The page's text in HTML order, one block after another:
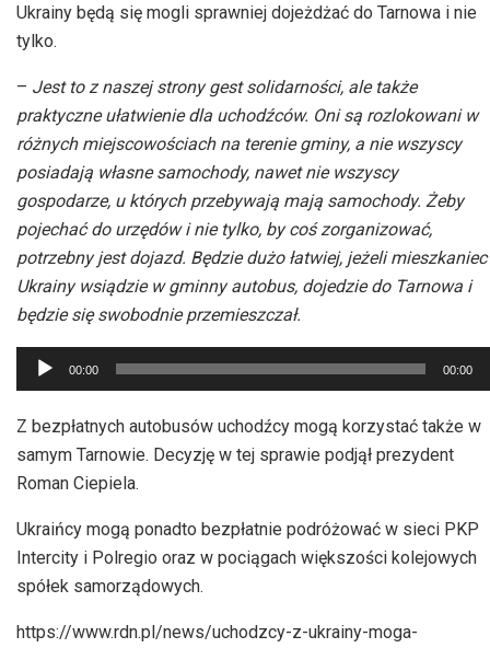
Ukrainy będą się mogli sprawniej dojeżdżać do Tarnowa i nie
tylko.
– Jest to z naszej strony gest solidarności, ale także
praktyczne ułatwienie dla uchodźców. Oni są rozlokowani w
różnych miejscowościach na terenie gminy, a nie wszyscy
posiadają własne samochody, nawet nie wszyscy
gospodarze, u których przebywają mają samochody. Żeby
pojechać do urzędów i nie tylko, by coś zorganizować,
potrzebny jest dojazd. Będzie dużo łatwiej, jeżeli mieszkaniec
Ukrainy wsiądzie w gminny autobus, dojedzie do Tarnowa i
będzie się swobodnie przemieszczał.
Odtwarzacz
plików
dźwiękowych
00:00 00:00
Z bezpłatnych autobusów uchodźcy mogą korzystać także w
samym Tarnowie. Decyzję w tej sprawie podjął prezydent
Roman Ciepiela.
Ukraińcy mogą ponadto bezpłatnie podróżować w sieci PKP
Intercity i Polregio oraz w pociągach większości kolejowych
spółek samorządowych.
https://www.rdn.pl/news/uchodzcy-z-ukrainy-moga-